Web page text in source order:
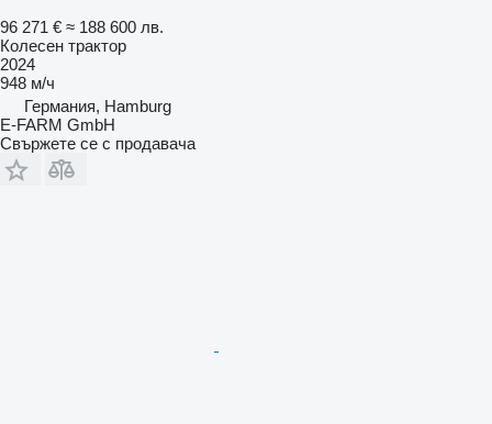
96 271 € ≈ 188 600 лв.
Колесен трактор
2024
948 м/ч
Германия, Hamburg
E-FARM GmbH
Свържете се с продавача